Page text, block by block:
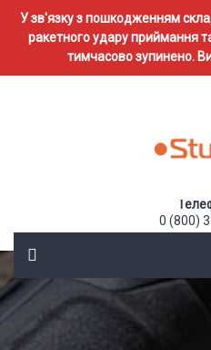
У зв'язку з пошкодженням
ракетного удару приймання
тимчасово зупинено.
0 (800)